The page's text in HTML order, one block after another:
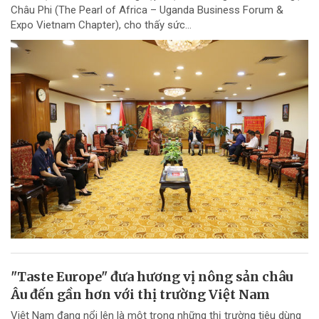
Châu Phi (The Pearl of Africa – Uganda Business Forum &
Expo Vietnam Chapter), cho thấy sức...
"Taste Europe" đưa hương vị nông sản châu
Âu đến gần hơn với thị trường Việt Nam
Việt Nam đang nổi lên là một trong những thị trường tiêu dùng